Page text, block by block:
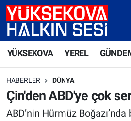
YÜKSEKOVA YEREL
HABERLER DÜNYA
Çin'den ABD'ye çok
ABD’nin Hürmüz Boğazı’nda
Yüksekova Nöbetçi
Süper Lig Puan Durumu ve